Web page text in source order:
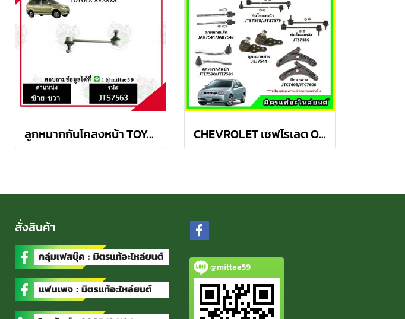
ลูกหมากกันโคลงหน้า TOYOTA AVANZA อเวนซ่า ปี 04-11ชุดช่วงล่าง TRW ราคาต่อคู่ CHEVROLET เชฟโรเลต OPTRA ปี 03-08 ชุดช่วงล่าง TRW
สั่งสินค้า
@mittae59